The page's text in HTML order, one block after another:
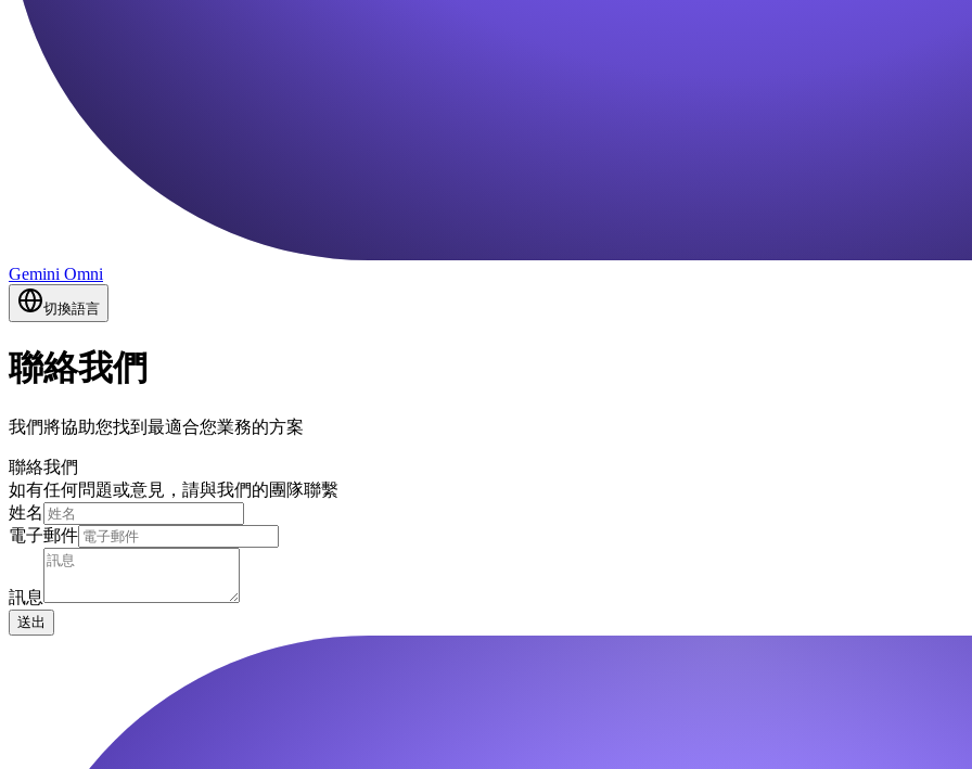
Gemini Omni
切換語言
聯絡我們
我們將協助您找到最適合您業務的方案
聯絡我們
如有任何問題或意見，請與我們的團隊聯繫
姓名
電子郵件
訊息
送出